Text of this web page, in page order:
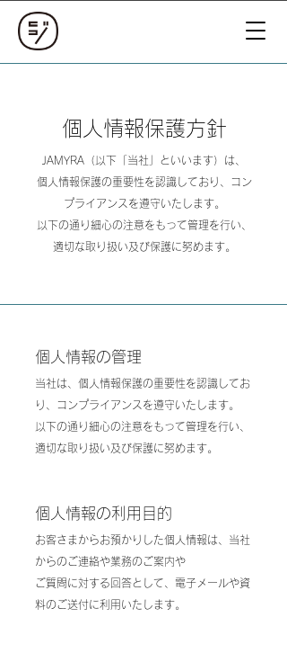
個人情報保護方針
JAMYRA（以下「当社」といいます）は、
個人情報保護の重要性を認識しており、コン
プライアンスを遵守いたします。
以下の通り細心の注意をもって管理を行い、
適切な取り扱い及び保護に努めます。
個人情報の管理
当社は、個人情報保護の重要性を認識してお
り、コンプライアンスを遵守いたします。
以下の通り細心の注意をもって管理を行い、
適切な取り扱い及び保護に努めます。
個人情報の利用目的
お客さまからお預かりした個人情報は、当社
からのご連絡や業務のご案内や
ご質問に対する回答として、電子メールや資
料のご送付に利用いたします。